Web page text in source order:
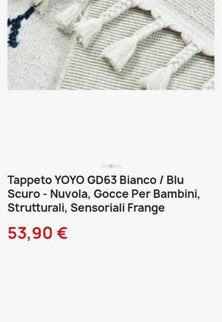
Tappeto YOYO GD63 Bianco / Blu
Scuro - Nuvola, Gocce Per Bambini,
Strutturali, Sensoriali Frange
53,90 €